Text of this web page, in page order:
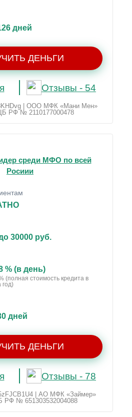
дней
ДЕНЬГИ
Отзывы - 54
| ООО МФК «Мани Мен»
РФ № 2110177000478
среди МФО по всей
Росиии
30000 руб.
% (в день)
(полная стоимость кредита в
год)
дней
ДЕНЬГИ
Отзывы - 78
| АО МФК «Займер»
РФ № 651303532004088